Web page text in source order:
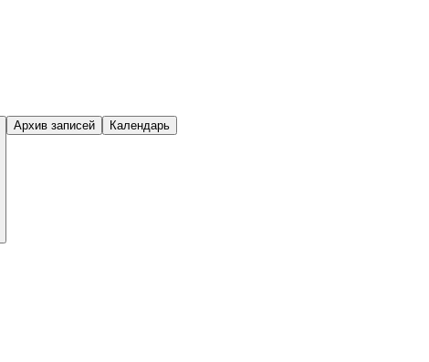
Архив записей Календарь